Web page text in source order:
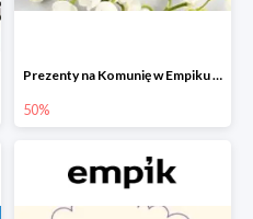
Prezenty na Komunię w Empiku do -50%
50%